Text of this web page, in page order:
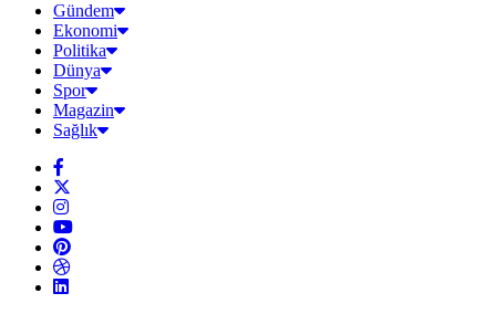
Gündem
Ekonomi
Politika
Dünya
Spor
Magazin
Sağlık